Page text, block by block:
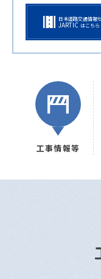
日本道路交通情報
JARTIC はこちら
工事情報等